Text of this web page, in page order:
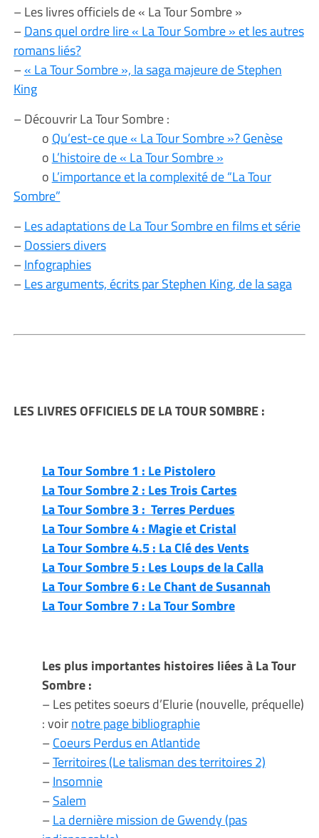
– Les livres officiels de « La Tour Sombre »
–Dans quel ordre lire « La Tour Sombre » et les autres
romans liés?
–« La Tour Sombre », la saga majeure de Stephen
King
– Découvrir La Tour Sombre :
o Qu’est-ce que « La Tour Sombre »? Genèse
o L’histoire de « La Tour Sombre »
o L’importance et la complexité de “La Tour
Sombre”
–Les adaptations de La Tour Sombre en films et série
–Dossiers divers
–Infographies
–Les arguments, écrits par Stephen King, de la saga
LES LIVRES OFFICIELS DE LA TOUR SOMBRE :
La Tour Sombre 1 : Le Pistolero
La Tour Sombre 2 : Les Trois Cartes
La Tour Sombre 3 : Terres Perdues
La Tour Sombre 4 : Magie et Cristal
La Tour Sombre 4.5 : La Clé des Vents
La Tour Sombre 5 : Les Loups de la Calla
La Tour Sombre 6 : Le Chant de Susannah
La Tour Sombre 7 : La Tour Sombre
Les plus importantes histoires liées à La Tour
Sombre :
– Les petites soeurs d’Elurie (nouvelle, préquelle)
: voirnotre page bibliographie
–Coeurs Perdus en Atlantide
–Territoires (Le talisman des territoires 2)
–Insomnie
–Salem
–La dernière mission de Gwendy (pas